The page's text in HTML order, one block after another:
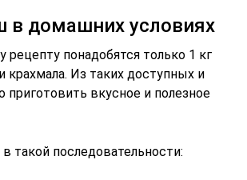
в домашних условиях
понадобятся только 1 кг
крахмала. Из таких доступных и
вкусное и полезное
такой последовательности: